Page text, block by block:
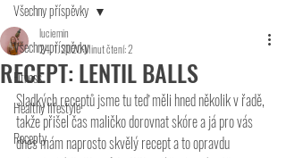
Všechny příspěvky
Fitness
Healthy lifestyle
Recepty
Všechny příspěvky
RECEPT: LENTIL BALLS
luciemin
24. 1. 2020Minut čtení: 2
Sladkých receptů jsme tu teď měli hned několik v řadě,
takže přišel čas maličko dorovnat skóre a já pro vás
dnes mám naprosto skvělý recept a to opravdu